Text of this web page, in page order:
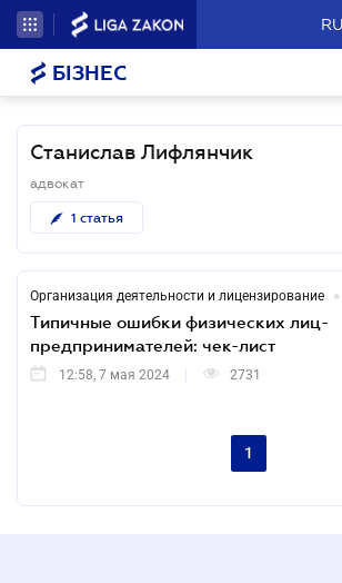
RU
БІЗНЕС
Станислав Лифлянчик
адвокат
1 статья
Организация деятельности и лицензирование •
Типичные ошибки физических лиц-
предпринимателей: чек-лист
12:58, 7 мая 2024 2731
1